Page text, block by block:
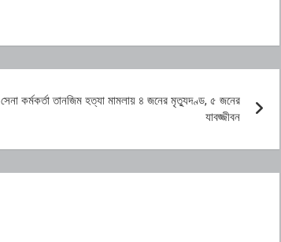
সেনা কর্মকর্তা তানজিম হত্যা মামলায় ৪ জনের মৃত্যুদণ্ড, ৫ জনের
যাবজ্জীবন